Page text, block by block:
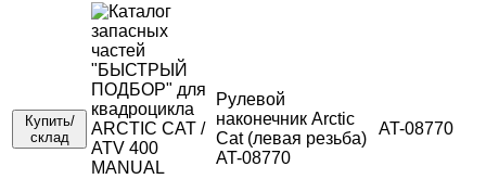
Купить/
склад
Рулевой
наконечник Arctic
Cat (левая резьба)
AT-08770
AT-08770